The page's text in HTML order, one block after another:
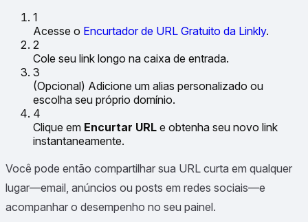
1
Acesse o Encurtador de URL Gratuito da Linkly.
2
Cole seu link longo na caixa de entrada.
3
(Opcional) Adicione um alias personalizado ou
escolha seu próprio domínio.
4
Clique em Encurtar URL e obtenha seu novo link
instantaneamente.
Você pode então compartilhar sua URL curta em qualquer
lugar—email, anúncios ou posts em redes sociais—e
acompanhar o desempenho no seu painel.